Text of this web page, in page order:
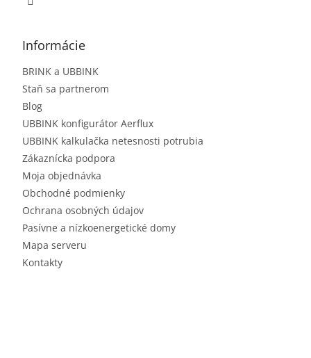
Informácie
BRINK a UBBINK
Staň sa partnerom
Blog
UBBINK konfigurátor Aerflux
UBBINK kalkulačka netesnosti potrubia
Zákaznícka podpora
Moja objednávka
Obchodné podmienky
Ochrana osobných údajov
Pasívne a nízkoenergetické domy
Mapa serveru
Kontakty